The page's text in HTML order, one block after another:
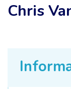
Chris